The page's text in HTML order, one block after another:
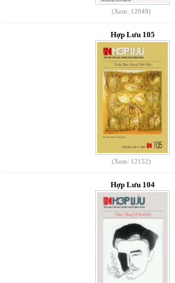
(Xem: 12049)
Hợp Lưu 105
(Xem: 12152)
Hợp Lưu 104